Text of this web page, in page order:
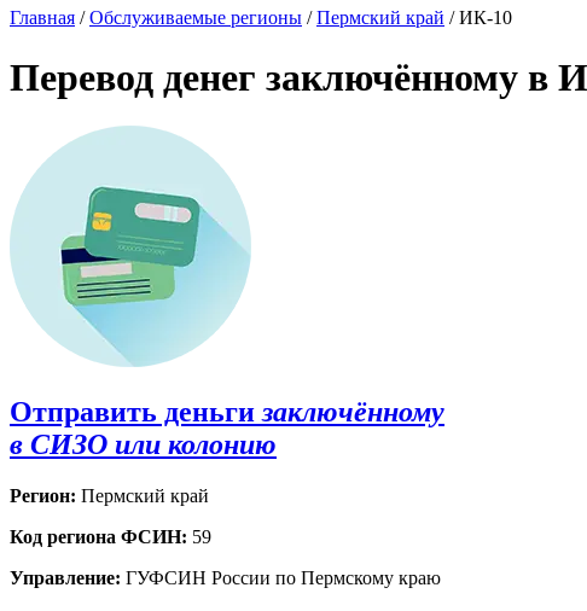
Главная /Обслуживаемые регионы /Пермский край / ИК-10
Перевод денег заключённому в
Отправить деньги заключённому
в СИЗО или колонию
Регион: Пермский край
Код региона ФСИН: 59
Управление: ГУФСИН России по Пермскому краю